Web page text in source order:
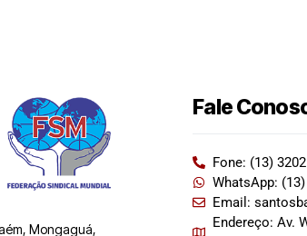
Mongaguá,
Fale
Fone: (13)
WhatsApp:
Email:
Endereço: Av.